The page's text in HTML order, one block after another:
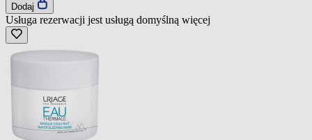
Dodaj
Usługa rezerwacji jest usługą domyślną więcej